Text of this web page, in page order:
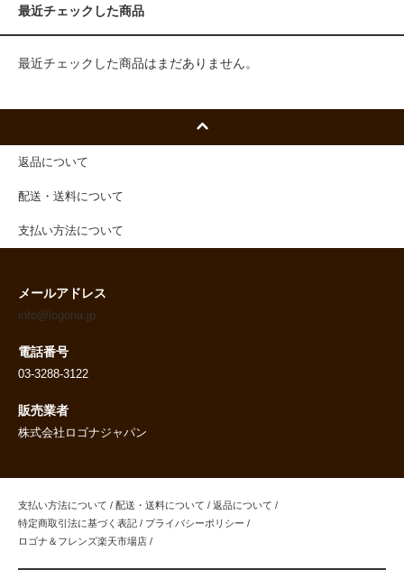
最近チェックした商品
最近チェックした商品はまだありません。
返品について
配送・送料について
支払い方法について
メールアドレス
info@logona.jp
電話番号
03-3288-3122
販売業者
株式会社ロゴナジャパン
支払い方法について / 配送・送料について / 返品について /
特定商取引法に基づく表記 / プライバシーポリシー /
ロゴナ＆フレンズ楽天市場店 /